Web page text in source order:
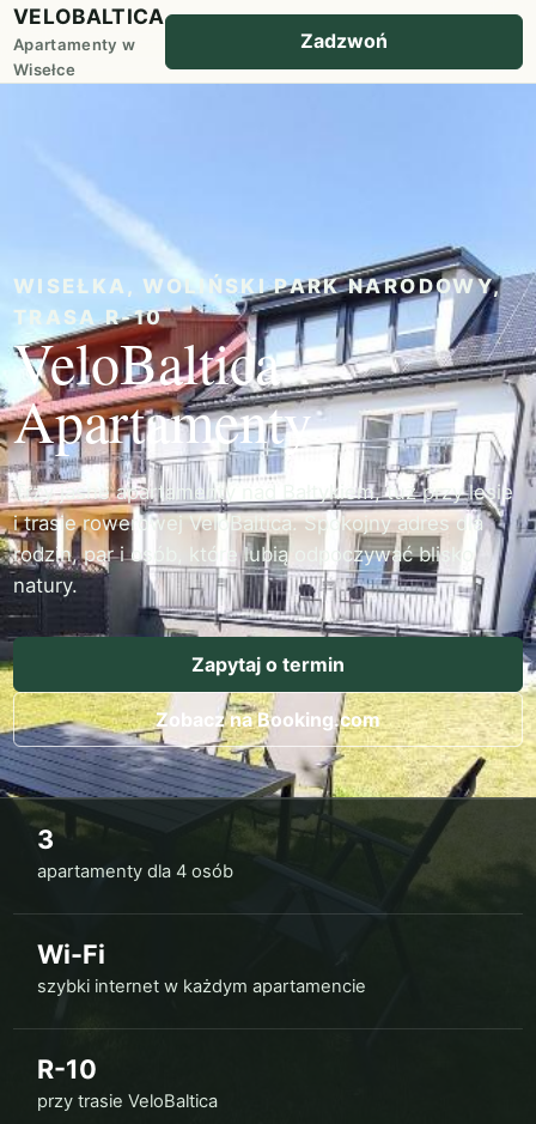
VELOBALTICA
Apartamenty w
Wisełce
Zadzwoń
WISEŁKA, WOLIŃSKI PARK NARODOWY,
TRASA R-10
VeloBaltica
Apartamenty
Trzy jasne apartamenty nad Bałtykiem, tuż przy lesie
i trasie rowerowej VeloBaltica. Spokojny adres dla
rodzin, par i osób, które lubią odpoczywać blisko
natury.
Zapytaj o termin
Zobacz na Booking.com
3
apartamenty dla 4 osób
Wi-Fi
szybki internet w każdym apartamencie
R-10
przy trasie VeloBaltica